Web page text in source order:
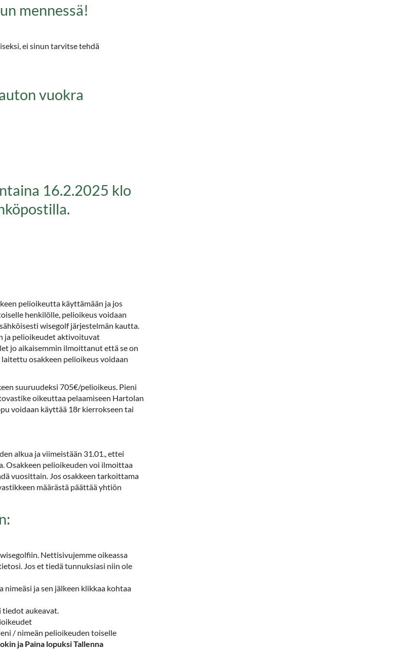
mennessä!
ei sinun tarvitse tehdä
vuokra
16.2.2025 klo
pelioikeutta käyttämään ja jos
henkilölle, pelioikeus voidaan
wisegolf järjestelmän kautta.
ja pelioikeudet aktivoituvat
jo aikaisemmin ilmoittanut että se on
osakkeen pelioikeus voidaan
suuruudeksi 705€/pelioikeus. Pieni
oikeuttaa pelaamiseen Hartolan
voidaan käyttää 18r kierrokseen tai
alkua ja viimeistään 31.01., ettei
Osakkeen pelioikeuden voi ilmoittaa
vuosittain. Jos osakkeen tarkoittama
määrästä päättää yhtiön
Nettisivujemme oikeassa
Jos et tiedä tunnuksiasi niin ole
ja sen jälkeen klikkaa kohtaa
aukeavat.
/ nimeän pelioikeuden toiselle
ja Paina lopuksi Tallenna